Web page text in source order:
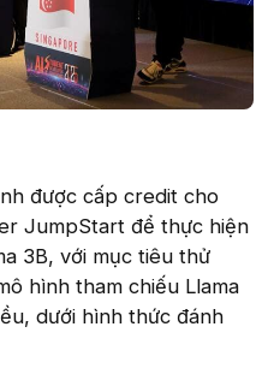
được cấp credit cho
JumpStart để thực hiện
3B, với mục tiêu thử
hình tham chiếu Llama
dưới hình thức đánh